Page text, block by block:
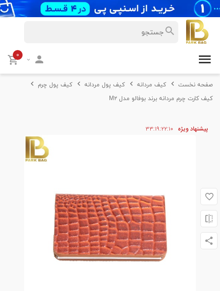
۰
صفحه نخست کیف مردانه کیف پول مردانه
کیف پول چرم
کیف کارت چرم مردانه برند بوفالو مدل M۲
پیشنهاد ویژه ۳۳۱۹۲۲۱۰